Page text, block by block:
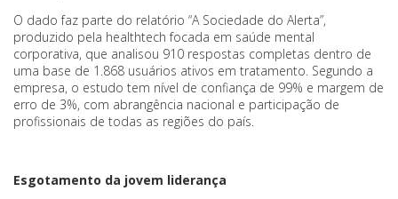
O dado faz parte do relatório “A Sociedade do Alerta”,
produzido pela healthtech focada em saúde mental
corporativa, que analisou 910 respostas completas dentro de
uma base de 1.868 usuários ativos em tratamento. Segundo a
empresa, o estudo tem nível de confiança de 99% e margem de
erro de 3%, com abrangência nacional e participação de
profissionais de todas as regiões do país.
Esgotamento da jovem liderança